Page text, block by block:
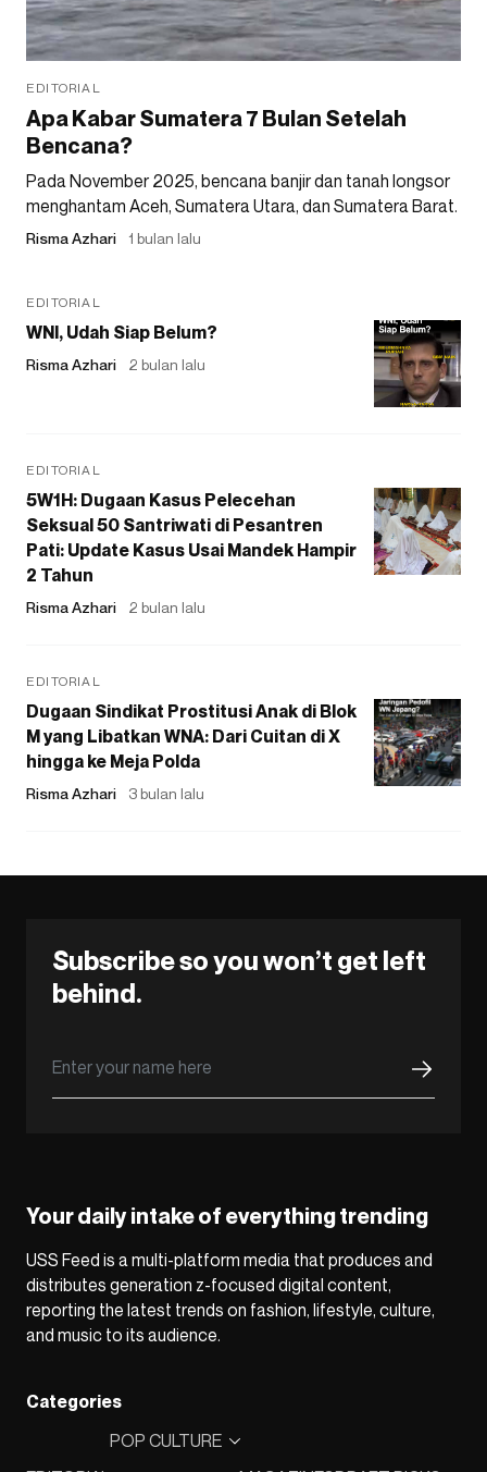
EDITORIAL
Apa Kabar Sumatera 7 Bulan Setelah
Bencana?
Pada November 2025, bencana banjir dan tanah longsor
menghantam Aceh, Sumatera Utara, dan Sumatera Barat.
Risma Azhari 1 bulan lalu
EDITORIAL
WNI, Udah Siap Belum?
Risma Azhari 2 bulan lalu
EDITORIAL
5W1H: Dugaan Kasus Pelecehan
Seksual 50 Santriwati di Pesantren
Pati: Update Kasus Usai Mandek Hampir
2 Tahun
Risma Azhari 2 bulan lalu
EDITORIAL
Dugaan Sindikat Prostitusi Anak di Blok
M yang Libatkan WNA: Dari Cuitan di X
hingga ke Meja Polda
Risma Azhari 3 bulan lalu
Subscribe so you won’t get left
behind.
Your daily intake of everything trending
USS Feed is a multi-platform media that produces and
distributes generation z-focused digital content,
reporting the latest trends on fashion, lifestyle, culture,
and music to its audience.
Categories
POP CULTURE